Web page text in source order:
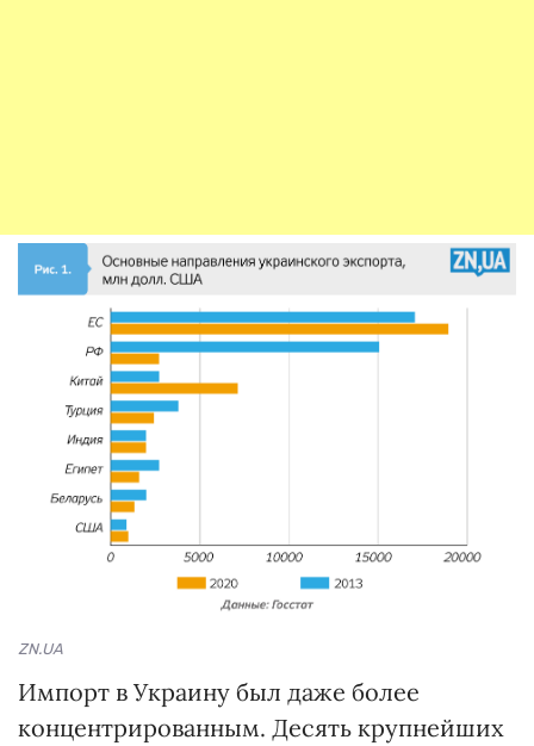
ZN.UA
Импорт в Украину был даже более
концентрированным. Десять крупнейших